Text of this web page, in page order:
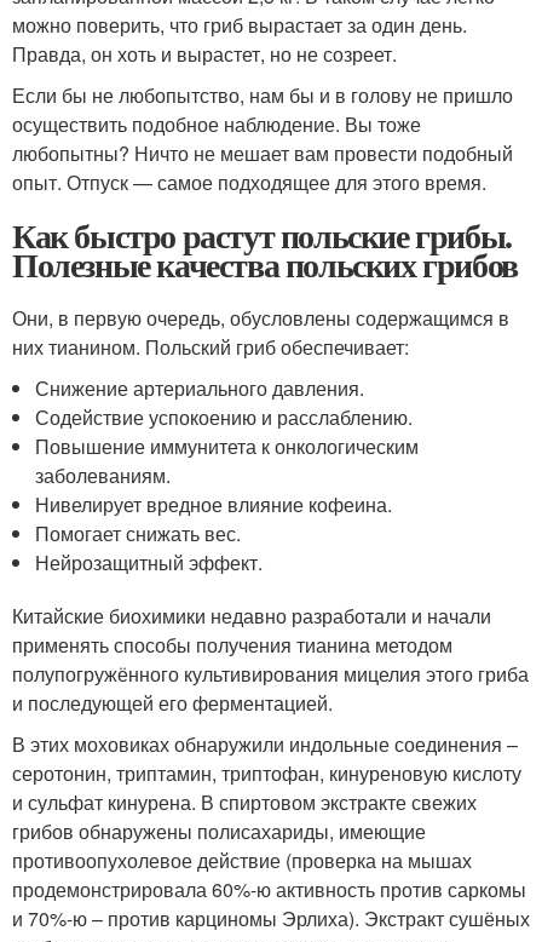
можно поверить, что гриб вырастает за один день.
Правда, он хоть и вырастет, но не созреет.
Если бы не любопытство, нам бы и в голову не пришло
осущест­вить подобное наблюдение. Вы тоже
любопытны? Ничто не мешает вам провести подобный
опыт. Отпуск — самое подходящее для это­го время.
Как быстро растут польские грибы.
Полезные качества польских грибов
Они, в первую очередь, обусловлены содержащимся в
них тианином. Польский гриб обеспечивает:
Снижение артериального давления.
Содействие успокоению и расслаблению.
Повышение иммунитета к онкологическим
заболеваниям.
Нивелирует вредное влияние кофеина.
Помогает снижать вес.
Нейрозащитный эффект.
Китайские биохимики недавно разработали и начали
применять способы получения тианина методом
полупогружённого культивирования мицелия этого гриба
и последующей его ферментацией.
В этих моховиках обнаружили индольные соединения –
серотонин, триптамин, триптофан, кинуреновую кислоту
и сульфат кинурена. В спиртовом экстракте свежих
грибов обнаружены полисахариды, имеющие
противоопухолевое действие (проверка на мышах
продемонстрировала 60%-ю активность против саркомы
и 70%-ю – против карциномы Эрлиха). Экстракт сушёных